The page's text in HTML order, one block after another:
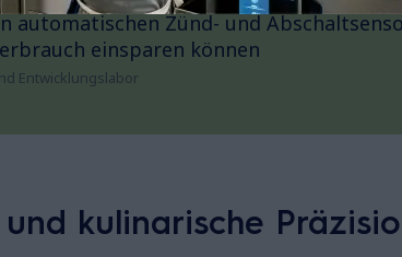
automatischen Zünd- und
einsparen können
Entwicklungslabor
kulinarische